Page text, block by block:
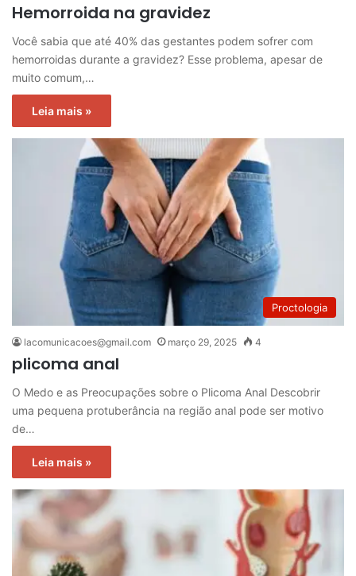
Hemorroida na gravidez
Você sabia que até 40% das gestantes podem sofrer com
hemorroidas durante a gravidez? Esse problema, apesar de
muito comum,…
Leia mais »
Proctologia
lacomunicacoes@gmail.com março 29, 2025 4
plicoma anal
O Medo e as Preocupações sobre o Plicoma Anal Descobrir
uma pequena protuberância na região anal pode ser motivo
de…
Leia mais »